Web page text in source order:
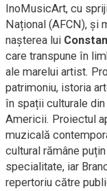
InoMusicArt, cu
Național (AFCN), și
nașterea lui
care transpune în
ale marelui artist.
patrimoniu, istoria
în spații culturale din
Americii. Proiectul
muzicală
cultural rămâne
specialitate, iar
repertoriu către